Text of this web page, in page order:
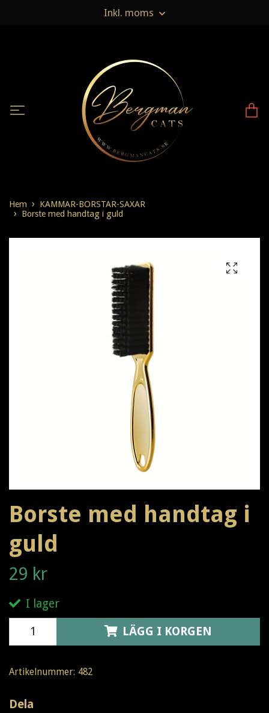
Inkl. moms
Hem
KAMMAR-BORSTAR-SAXAR
Borste med handtag i guld
Borste med handtag i
guld
29 kr
I lager
LÄGG I KORGEN
Artikelnummer: 482
Dela